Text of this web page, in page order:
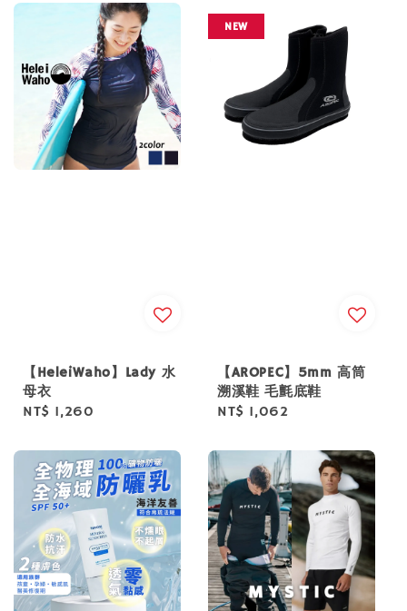
【HeleiWaho】Lady 水
母衣
Regular
NT$ 1,260
NEW
【AROPEC】5mm 高筒
溯溪鞋 毛氈底鞋
Regular
NT$ 1,062